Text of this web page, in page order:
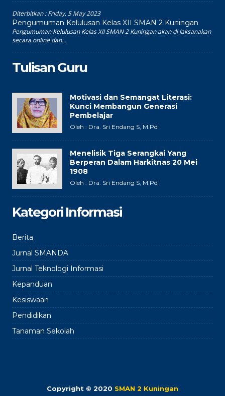
Diterbitkan :Friday, 5 May 2023
Pengumuman Kelulusan Kelas XII SMAN 2 Kuningan
Pengumuman Kelulusan Kelas XII SMAN 2 Kuningan akan di laksanakan
secara online dan...
Tulisan Guru
Motivasi dan Semangat Literasi:
Kunci Membangun Generasi
Pembelajar
Oleh : Dra. Sri Endang S, M.Pd
Menelisik Tiga Serangkai Yang
Berperan Dalam Harkitnas 20 Mei
1908
Oleh : Dra. Sri Endang S, M.Pd
Kategori Informasi
Berita
Jurnal SMANDA
Jurnal Teknologi Informasi
Kepanduan
Kesiswaan
Pendidikan
Tanaman Sekolah
Copyright © 2020 SMAN 2 Kuningan